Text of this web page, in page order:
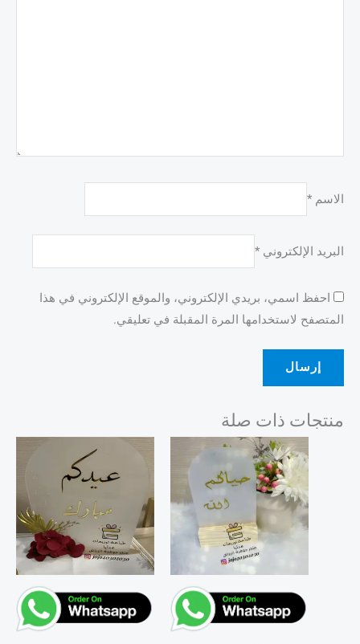
الاسم *
البريد الإلكتروني *
احفظ اسمي، بريدي الإلكتروني، والموقع الإلكتروني في هذا
المتصفح لاستخدامها المرة المقبلة في تعليقي.
منتجات ذات صلة